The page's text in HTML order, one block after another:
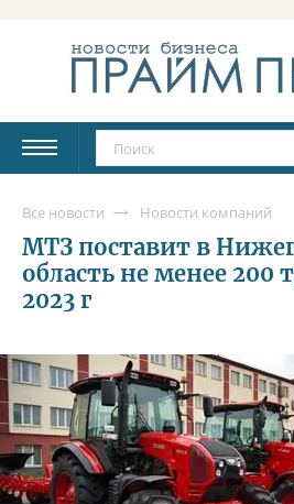
Все новости Новости компаний
МТЗ поставит в
область не менее 200
2023 г